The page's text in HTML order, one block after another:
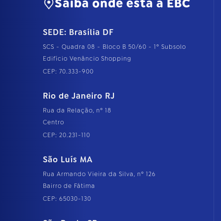
Saiba onde está a EBC
SEDE: Brasília DF
SCS - Quadra 08 - Bloco B 50/60 - 1º Subsolo
Edifício Venâncio Shopping
CEP: 70.333-900
Rio de Janeiro RJ
Rua da Relação, nº 18
Centro
CEP: 20.231-110
São Luís MA
Rua Armando Vieira da Silva, nº 126
Bairro de Fátima
CEP: 65030-130